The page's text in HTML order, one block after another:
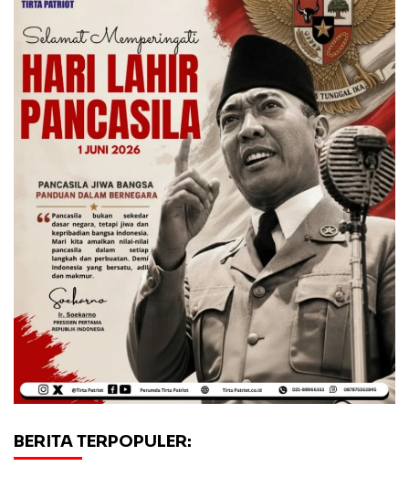
BERITA TERPOPULER: